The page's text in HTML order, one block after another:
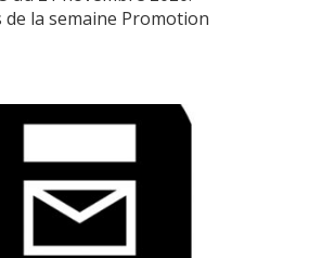
de la semaine Promotion